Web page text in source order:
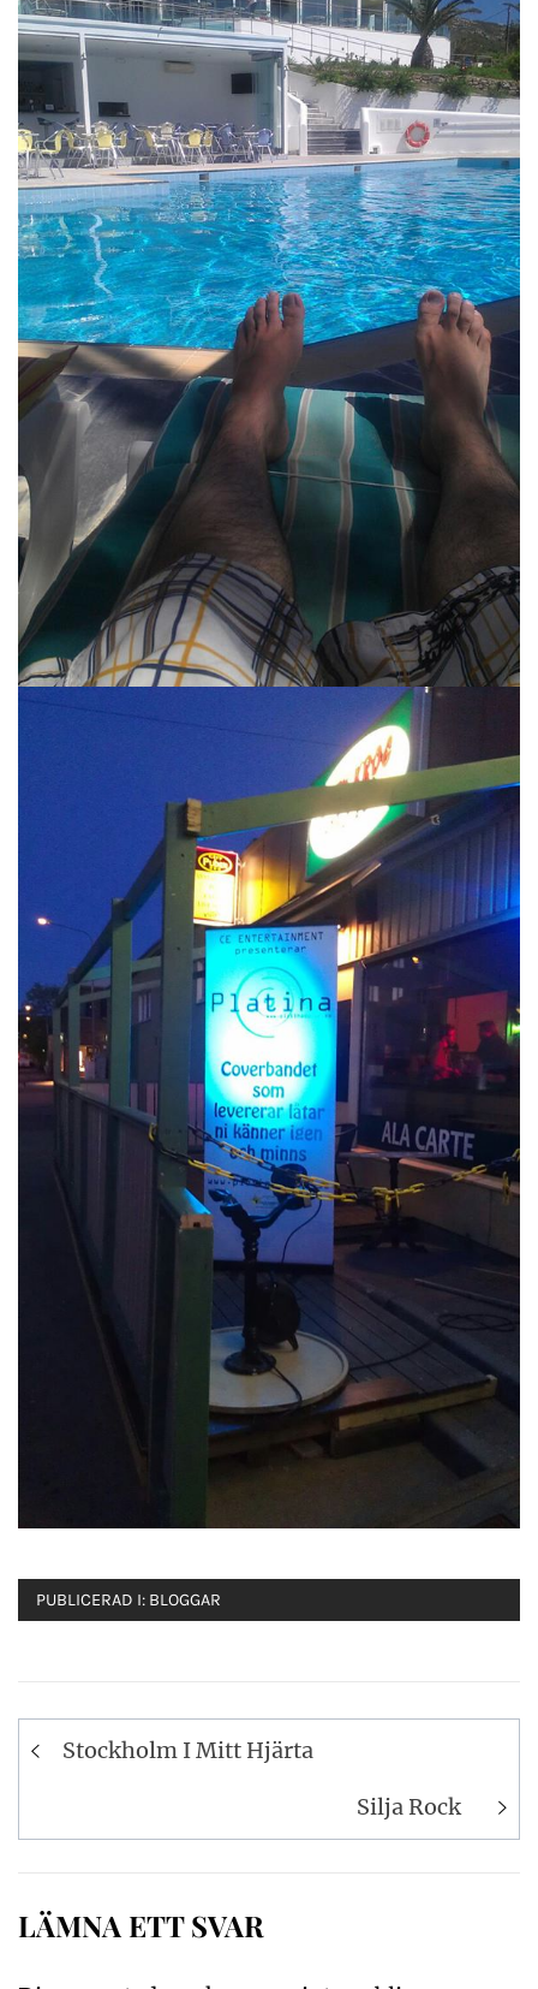
PUBLICERAD I: BLOGGAR
Inläggsnavigering
Stockholm I Mitt Hjärta
Silja Rock
LÄMNA ETT SVAR